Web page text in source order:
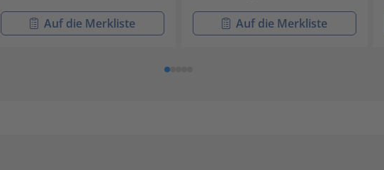
Auf die Merkliste Auf die Merkliste